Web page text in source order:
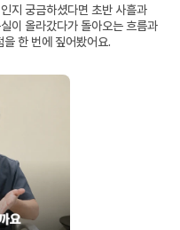
지 궁금하셨다면 초반 사흘과
이 올라갔다가 돌아오는 흐름과
한 번에 짚어봤어요.